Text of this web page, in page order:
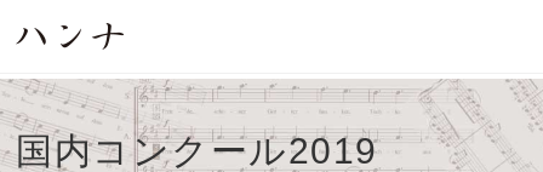
国内コンクール2019